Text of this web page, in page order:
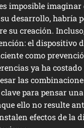
imposible
desarrollo, habría
su creación.
el dispositivo
como
ya ha
las
clave para pensar
ello no resulte
efectos de la